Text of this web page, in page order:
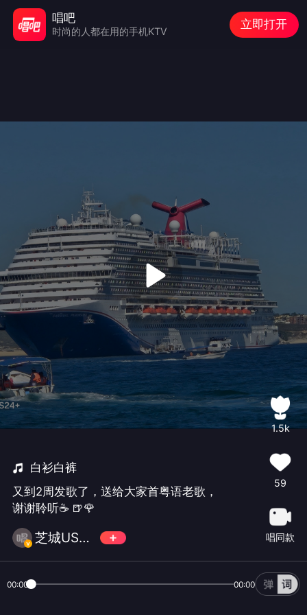
白衫白裤
又到2周发歌了，送给大家首粤语老歌，
谢谢聆听☕ 🍺🌹
芝城USA 夏天忙暂不互动谅解
1.5k
59
唱同款
00:00 00:00
唱吧
时尚的人都在用的手机KTV
立即打开